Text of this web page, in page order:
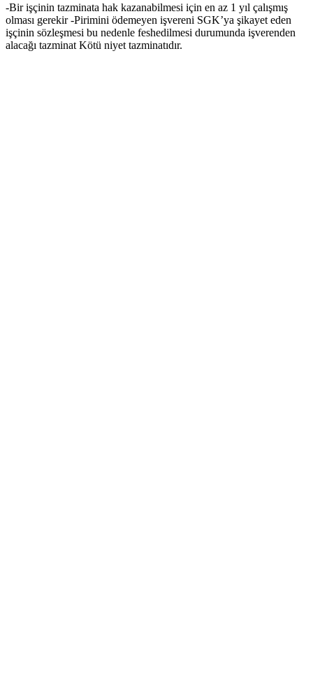
-Bir işçinin tazminata hak kazanabilmesi için en az 1 yıl çalışmış
olması gerekir -Pirimini ödemeyen işvereni SGK’ya şikayet eden
işçinin sözleşmesi bu nedenle feshedilmesi durumunda işverenden
alacağı tazminat Kötü niyet tazminatıdır.